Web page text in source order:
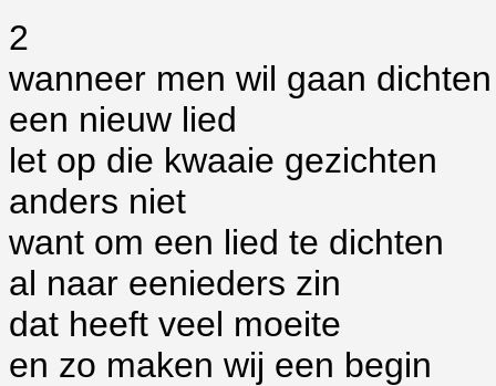
2
wanneer men wil gaan dichten
een nieuw lied
let op die kwaaie gezichten
anders niet
want om een lied te dichten
al naar eenieders zin
dat heeft veel moeite
en zo maken wij een begin